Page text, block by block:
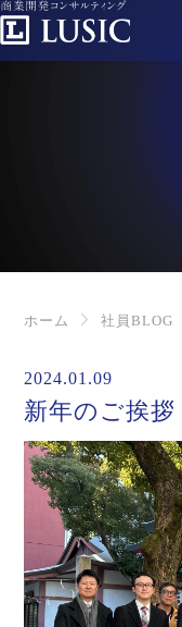
ホーム 社員BLOG
2024.01.09
新年のご挨拶